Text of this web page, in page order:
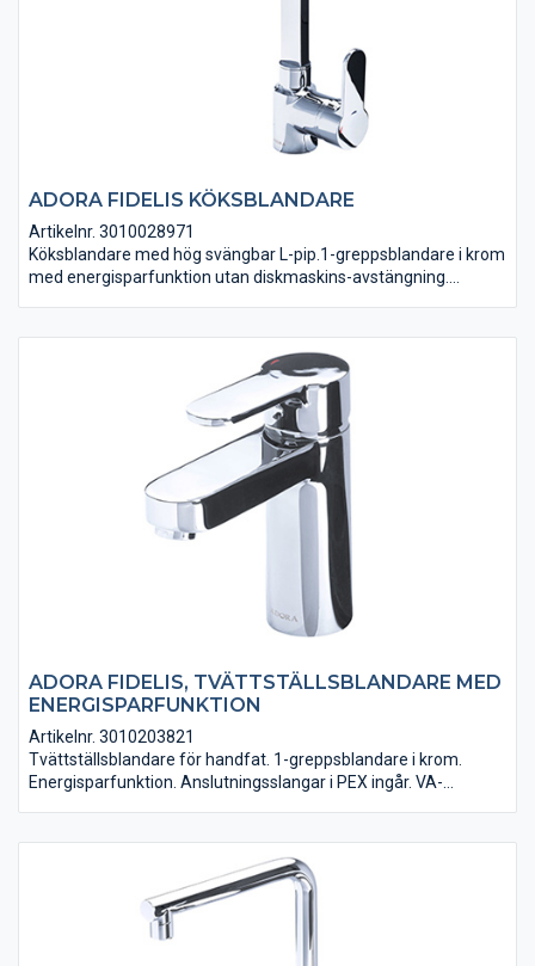
ADORA FIDELIS KÖKSBLANDARE
Artikelnr. 3010028971
Köksblandare med hög svängbar L-pip.1-greppsblandare i krom
med energisparfunktion utan diskmaskins-avstängning.
ADORA FIDELIS, TVÄTTSTÄLLSBLANDARE MED
ENERGISPARFUNKTION
Artikelnr. 3010203821
Tvättställsblandare för handfat. 1-greppsblandare i krom.
Energisparfunktion. Anslutningsslangar i PEX ingår. VA-